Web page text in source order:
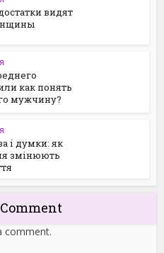
видят
как понять
мужчину?
і думки: як
змінюють
comment.